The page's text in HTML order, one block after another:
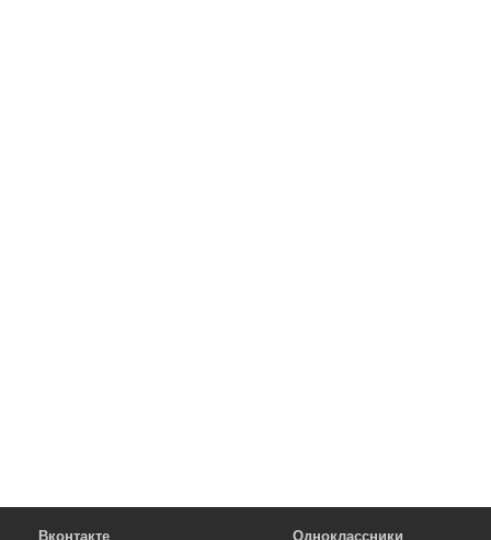
Вконтакте
Одноклассники